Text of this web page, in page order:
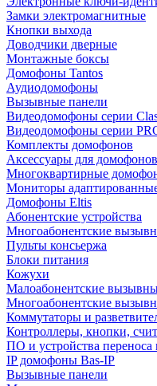
Замки электромагнитные
Кнопки выхода
Доводчики дверные
Монтажные боксы
Домофоны Tantos
Аудиодомофоны
Вызывные панели
Видеодомофоны серии
Видеодомофоны серии
Комплекты домофонов
Аксессуары для домофонов
Многоквартирные
Мониторы
Домофоны Eltis
Абонентские устройства
Многоабонентские
Пульты консьержа
Блоки питания
Кожухи
Малоабонентские
Многоабонентские
Коммутаторы и
Контроллеры, кнопки,
ПО и устройства
IP домофоны Bas-IP
Вызывные панели